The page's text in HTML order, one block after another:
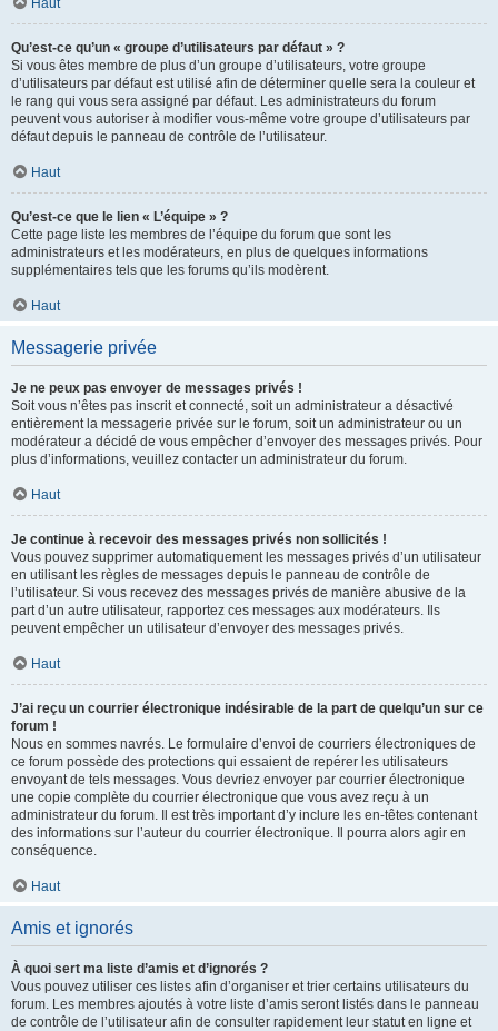
Haut
Qu’est-ce qu’un « groupe d’utilisateurs par défaut » ?
Si vous êtes membre de plus d’un groupe d’utilisateurs, votre groupe
d’utilisateurs par défaut est utilisé afin de déterminer quelle sera la couleur et
le rang qui vous sera assigné par défaut. Les administrateurs du forum
peuvent vous autoriser à modifier vous-même votre groupe d’utilisateurs par
défaut depuis le panneau de contrôle de l’utilisateur.
Haut
Qu’est-ce que le lien « L’équipe » ?
Cette page liste les membres de l’équipe du forum que sont les
administrateurs et les modérateurs, en plus de quelques informations
supplémentaires tels que les forums qu’ils modèrent.
Haut
Messagerie privée
Je ne peux pas envoyer de messages privés !
Soit vous n’êtes pas inscrit et connecté, soit un administrateur a désactivé
entièrement la messagerie privée sur le forum, soit un administrateur ou un
modérateur a décidé de vous empêcher d’envoyer des messages privés. Pour
plus d’informations, veuillez contacter un administrateur du forum.
Haut
Je continue à recevoir des messages privés non sollicités !
Vous pouvez supprimer automatiquement les messages privés d’un utilisateur
en utilisant les règles de messages depuis le panneau de contrôle de
l’utilisateur. Si vous recevez des messages privés de manière abusive de la
part d’un autre utilisateur, rapportez ces messages aux modérateurs. Ils
peuvent empêcher un utilisateur d’envoyer des messages privés.
Haut
J’ai reçu un courrier électronique indésirable de la part de quelqu’un sur ce
forum !
Nous en sommes navrés. Le formulaire d’envoi de courriers électroniques de
ce forum possède des protections qui essaient de repérer les utilisateurs
envoyant de tels messages. Vous devriez envoyer par courrier électronique
une copie complète du courrier électronique que vous avez reçu à un
administrateur du forum. Il est très important d’y inclure les en-têtes contenant
des informations sur l’auteur du courrier électronique. Il pourra alors agir en
conséquence.
Haut
Amis et ignorés
À quoi sert ma liste d’amis et d’ignorés ?
Vous pouvez utiliser ces listes afin d’organiser et trier certains utilisateurs du
forum. Les membres ajoutés à votre liste d’amis seront listés dans le panneau
de contrôle de l’utilisateur afin de consulter rapidement leur statut en ligne et